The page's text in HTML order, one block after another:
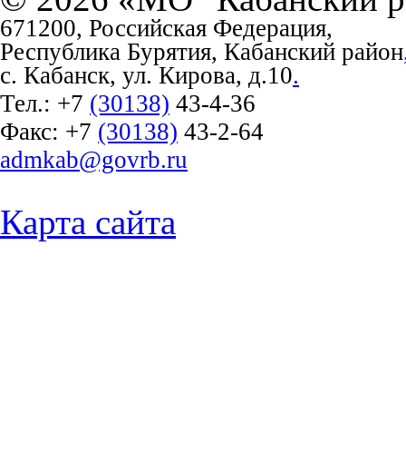
671200, Российская Федерация,
Республика Бурятия, Кабанский район
с. Кабанск, ул. Кирова, д.10.
Тел.: +7 (30138) 43-4-36
Факс: +7 (30138) 43-2-64
admkab@govrb.ru
Карта сайта